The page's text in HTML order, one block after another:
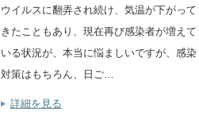
ウイルスに翻弄され続け、気温が下がって
きたこともあり、現在再び感染者が増えて
いる状況が、本当に悩ましいですが、感染
対策はもちろん、日ご…
詳細を見る